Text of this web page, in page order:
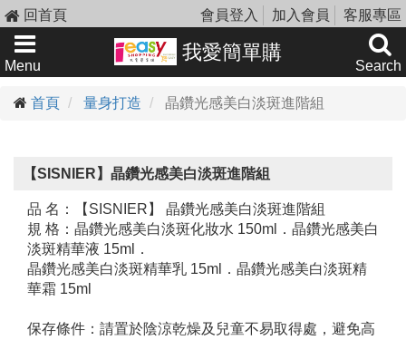
回首頁 會員登入 加入會員 客服專區
Menu
我愛簡單購
Search
首頁 量身打造 晶鑽光感美白淡斑進階組
【SISNIER】晶鑽光感美白淡斑進階組
品 名：【SISNIER】 晶鑽光感美白淡斑進階組
規 格：晶鑽光感美白淡斑化妝水 150ml．晶鑽光感美白
淡斑精華液 15ml．
晶鑽光感美白淡斑精華乳 15ml．晶鑽光感美白淡斑精
華霜 15ml
保存條件：請置於陰涼乾燥及兒童不易取得處，避免高